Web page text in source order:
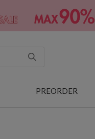
PREORDER